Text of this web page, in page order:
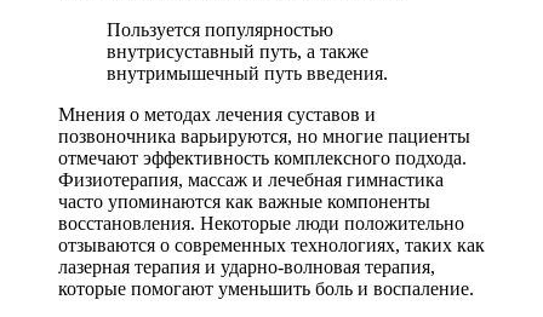
Пользуется популярностью
внутрисуставный путь, а также
внутримышечный путь введения.
Мнения о методах лечения суставов и
позвоночника варьируются, но многие пациенты
отмечают эффективность комплексного подхода.
Физиотерапия, массаж и лечебная гимнастика
часто упоминаются как важные компоненты
восстановления. Некоторые люди положительно
отзываются о современных технологиях, таких как
лазерная терапия и ударно-волновая терапия,
которые помогают уменьшить боль и воспаление.